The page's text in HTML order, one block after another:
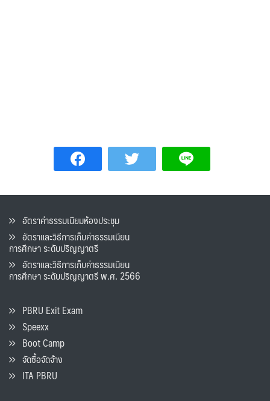
อัตราค่าธรรมเนียมห้องประชุม
อัตราและวิธีการเก็บค่าธรรมเนียน
การศึกษา ระดับปริญญาตรี
อัตราและวิธีการเก็บค่าธรรมเนียน
การศึกษา ระดับปริญญาตรี พ.ศ. 2566
PBRU Exit Exam
Speexx
Boot Camp
จัดซื้อจัดจ้าง
ITA PBRU